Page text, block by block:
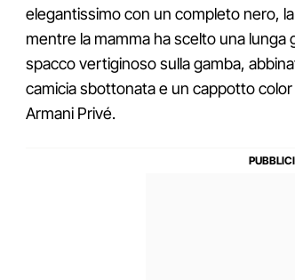
elegantissimo con un completo nero,
mentre la mamma ha scelto una
spacco vertiginoso sulla gamba,
camicia sbottonata e un cappotto
Armani Privé.